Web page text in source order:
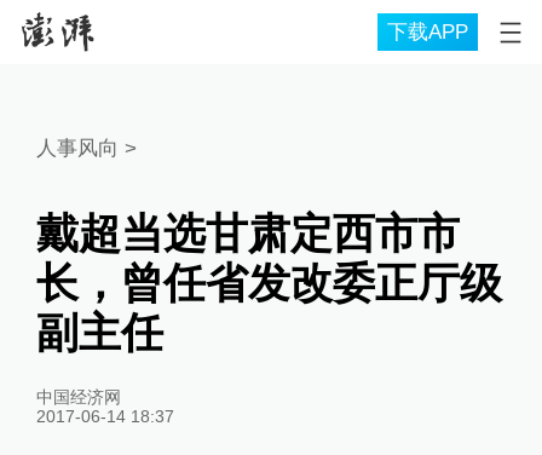
下载APP
人事风向 >
戴超当选甘肃定西市市
长，曾任省发改委正厅级
副主任
中国经济网
2017-06-14 18:37